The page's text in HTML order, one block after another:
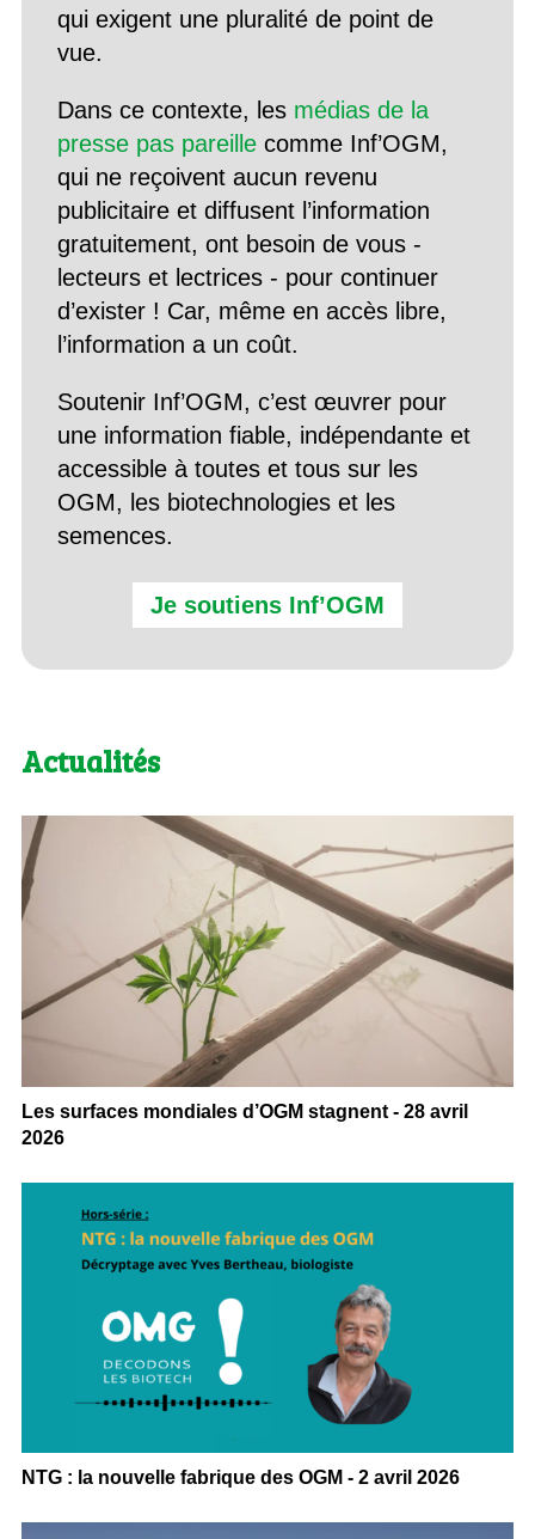
qui exigent une pluralité de point de
vue.
Dans ce contexte, les médias de la
presse pas pareillecomme Inf’OGM,
qui ne reçoivent aucun revenu
publicitaire et diffusent l’information
gratuitement, ont besoin de vous -
lecteurs et lectrices - pour continuer
d’exister ! Car, même en accès libre,
l’information a un coût.
Soutenir Inf’OGM, c’est œuvrer pour
une information fiable, indépendante et
accessible à toutes et tous sur les
OGM, les biotechnologies et les
semences.
Je soutiens Inf’OGM
Actualités
Les surfaces mondiales d’OGM stagnent - 28 avril
2026
NTG : la nouvelle fabrique des OGM - 2 avril 2026